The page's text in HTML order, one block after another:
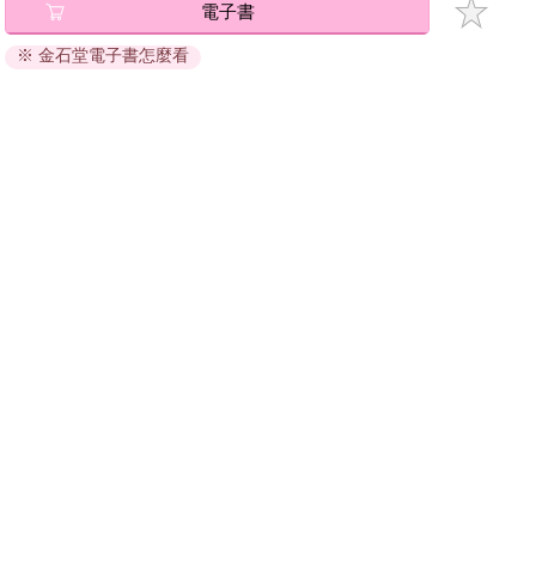
退換貨須知：
因版權保護，您在金石堂所購買的電子書僅能以金石堂專屬
電子書
※ 金石堂電子書怎麼看